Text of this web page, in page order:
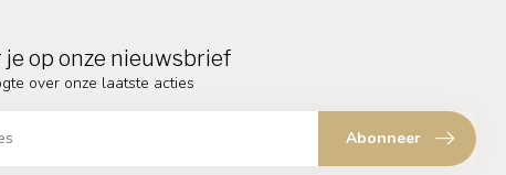
op onze nieuwsbrief
over onze laatste acties
Abonneer